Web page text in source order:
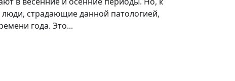
страдающие данной патологией,
года. Это...